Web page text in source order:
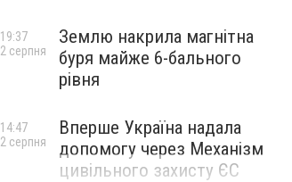
Землю накрила магнітна
буря майже 6-бального
рівня
19:37
2 серпня
Вперше Україна надала
допомогу через Механізм
цивільного захисту ЄС
14:47
2 серпня